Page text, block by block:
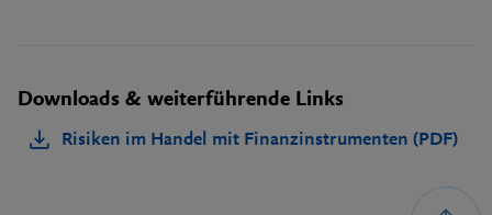
Downloads & weiterführende Links
Risiken im Handel mit Finanzinstrumenten (PDF)